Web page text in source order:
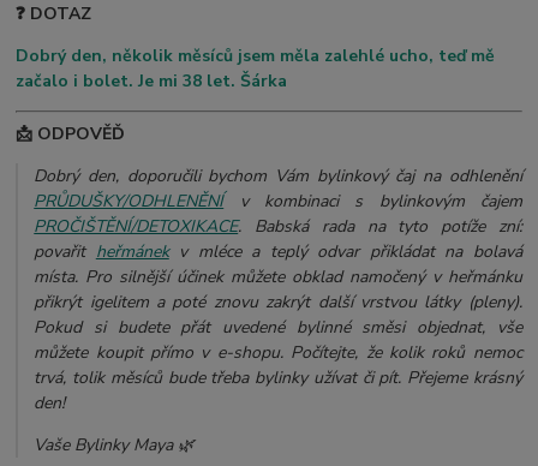
❓ DOTAZ
Dobrý den, několik měsíců jsem měla zalehlé ucho, teď mě
začalo i bolet. Je mi 38 let. Šárka
📩 ODPOVĚĎ
Dobrý den, doporučili bychom Vám bylinkový čaj na odhlenění
PRŮDUŠKY/ODHLENĚNÍv kombinaci s bylinkovým čajem
PROČIŠTĚNÍ/DETOXIKACE. Babská rada na tyto potíže zní:
povařit heřmánekv mléce a teplý odvar přikládat na bolavá
místa. Pro silnější účinek můžete obklad namočený v heřmánku
přikrýt igelitem a poté znovu zakrýt další vrstvou látky (pleny).
Pokud si budete přát uvedené bylinné směsi objednat, vše
můžete koupit přímo v e-shopu. Počítejte, že kolik roků nemoc
trvá, tolik měsíců bude třeba bylinky užívat či pít. Přejeme krásný
den!
Vaše Bylinky Maya 🌿